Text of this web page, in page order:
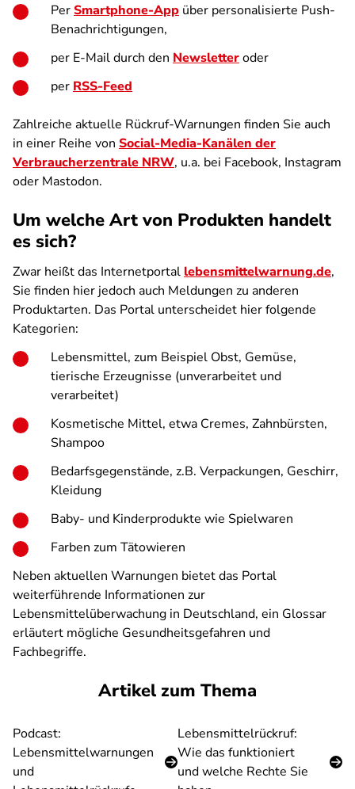
PerSmartphone-App über personalisierte Push-
Benachrichtigungen,
per E-Mail durch den Newsletteroder
per RSS-Feed
Zahlreiche aktuelle Rückruf-Warnungen finden Sie auch
in einer Reihe von Social-Media-Kanälen der
Verbraucherzentrale NRW, u.a. bei Facebook, Instagram
oder Mastodon.
Um welche Art von Produkten handelt
es sich?
Zwar heißt das Internetportal lebensmittelwarnung.de,
Sie finden hier jedoch auch Meldungen zu anderen
Produktarten. Das Portal unterscheidet hier folgende
Kategorien:
Lebensmittel, zum Beispiel Obst, Gemüse,
tierische Erzeugnisse (unverarbeitet und
verarbeitet)
Kosmetische Mittel, etwa Cremes, Zahnbürsten,
Shampoo
Bedarfsgegenstände, z.B. Verpackungen, Geschirr,
Kleidung
Baby- und Kinderprodukte wie Spielwaren
Farben zum Tätowieren
Neben aktuellen Warnungen bietet das Portal
weiterführende Informationen zur
Lebensmittelüberwachung in Deutschland, ein Glossar
erläutert mögliche Gesundheitsgefahren und
Fachbegriffe.
Artikel zum Thema
Podcast:
Lebensmittelwarnungen
und
Lebensmittelrückruf:
Wie das funktioniert
und welche Rechte Sie